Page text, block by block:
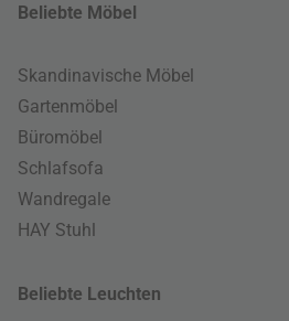
Beliebte Möbel
Skandinavische Möbel
Gartenmöbel
Büromöbel
Schlafsofa
Wandregale
HAY Stuhl
Beliebte Leuchten